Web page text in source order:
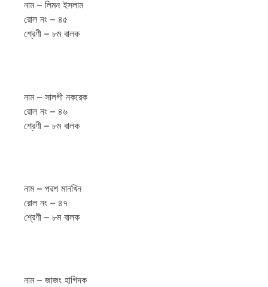
নাম – লিমন ইসলাম
রোল নং – ৪৫
শ্রেণী – ৮ম বালক
নাম – সালগী নকরেক
রোল নং – ৪৬
শ্রেণী – ৮ম বালক
নাম – পরশ মানখিন
রোল নং – ৪৭
শ্রেণী – ৮ম বালক
নাম – জাজং হাগিদক